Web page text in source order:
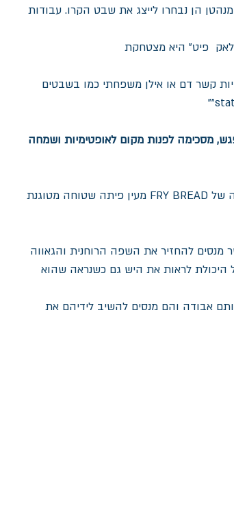
הן נבחרו לייצג את שבט הקרו. עבודות
פיט" היא מצטחקת
קשר דם או אילן משפחתי כמו בשבטים
מסכימה לפנות מקום לאופטימיות ושמחה
ואנחנו...שהתחלנו להיות רעבים, המשכנו  בעקבות הריח וקנינו מנה של FRY BREAD מעין פיתה שטוחה מטוגנת
להחזיר את השפה הרוחנית והגאווה
לראות את היש גם כשנראה שהוא
אבודה והם מנסים להשיב לידיהם את